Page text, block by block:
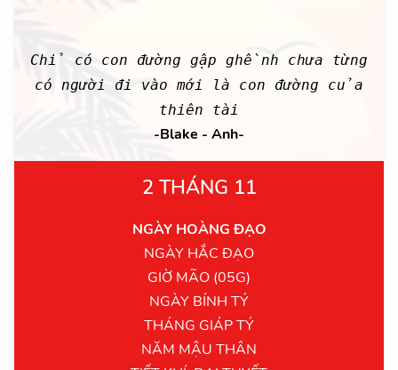
Chỉ có con đường gập ghềnh chưa từng
có người đi vào mới là con đường của
thiên tài
-Blake - Anh-
2 THÁNG 11
NGÀY HOÀNG ĐẠO
NGÀY HẮC ĐẠO
GIỜ MÃO (05G)
NGÀY BÍNH TÝ
THÁNG GIÁP TÝ
NĂM MẬU THÂN